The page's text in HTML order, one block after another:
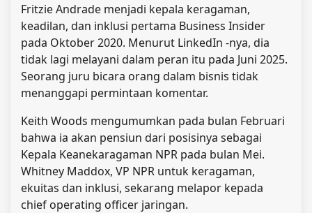
Fritzie Andrade menjadi kepala keragaman,
keadilan, dan inklusi pertama Business Insider
pada Oktober 2020. Menurut LinkedIn -nya, dia
tidak lagi melayani dalam peran itu pada Juni 2025.
Seorang juru bicara orang dalam bisnis tidak
menanggapi permintaan komentar.
Keith Woods mengumumkan pada bulan Februari
bahwa ia akan pensiun dari posisinya sebagai
Kepala Keanekaragaman NPR pada bulan Mei.
Whitney Maddox, VP NPR untuk keragaman,
ekuitas dan inklusi, sekarang melapor kepada
chief operating officer jaringan.